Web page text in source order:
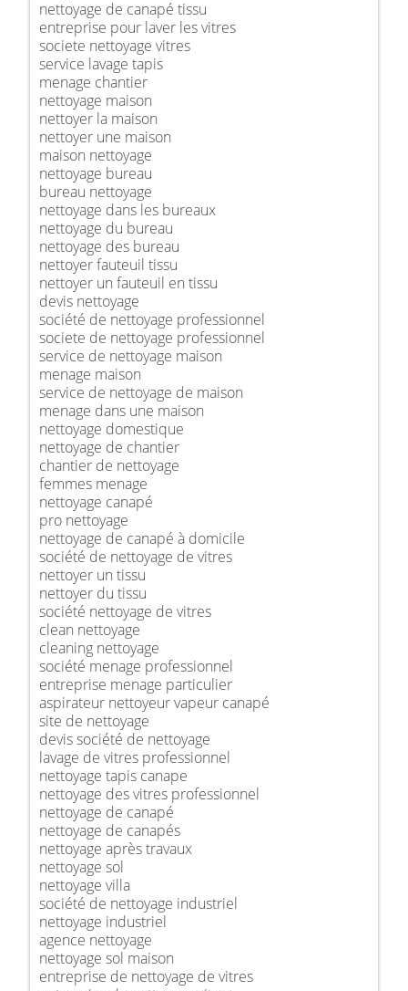
nettoyage de canapé tissu
entreprise pour laver les vitres
societe nettoyage vitres
service lavage tapis
menage chantier
nettoyage maison
nettoyer la maison
nettoyer une maison
maison nettoyage
nettoyage bureau
bureau nettoyage
nettoyage dans les bureaux
nettoyage du bureau
nettoyage des bureau
nettoyer fauteuil tissu
nettoyer un fauteuil en tissu
devis nettoyage
société de nettoyage professionnel
societe de nettoyage professionnel
service de nettoyage maison
menage maison
service de nettoyage de maison
menage dans une maison
nettoyage domestique
nettoyage de chantier
chantier de nettoyage
femmes menage
nettoyage canapé
pro nettoyage
nettoyage de canapé à domicile
société de nettoyage de vitres
nettoyer un tissu
nettoyer du tissu
société nettoyage de vitres
clean nettoyage
cleaning nettoyage
société menage professionnel
entreprise menage particulier
aspirateur nettoyeur vapeur canapé
site de nettoyage
devis société de nettoyage
lavage de vitres professionnel
nettoyage tapis canape
nettoyage des vitres professionnel
nettoyage de canapé
nettoyage de canapés
nettoyage après travaux
nettoyage sol
nettoyage villa
société de nettoyage industriel
nettoyage industriel
agence nettoyage
nettoyage sol maison
entreprise de nettoyage de vitres